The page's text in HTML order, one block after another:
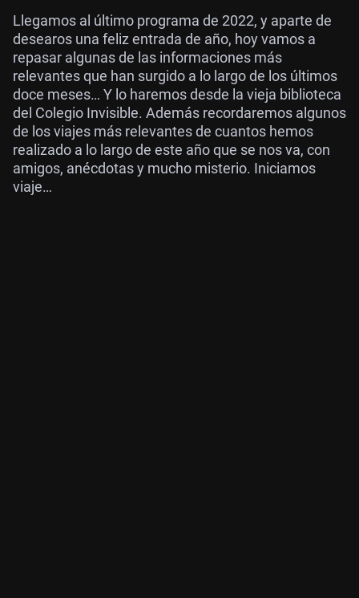
Llegamos al último programa de 2022, y aparte de
desearos una feliz entrada de año, hoy vamos a
repasar algunas de las informaciones más
relevantes que han surgido a lo largo de los últimos
doce meses… Y lo haremos desde la vieja biblioteca
del Colegio Invisible. Además recordaremos algunos
de los viajes más relevantes de cuantos hemos
realizado a lo largo de este año que se nos va, con
amigos, anécdotas y mucho misterio. Iniciamos
viaje…